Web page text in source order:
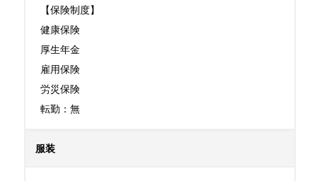
【保険制度】
健康保険
厚生年金
雇用保険
労災保険
転勤：無
服装